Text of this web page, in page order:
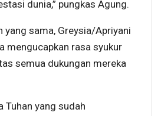
dunia,” pungkas Agung.
yang sama, Greysia/Apriyani
mengucapkan rasa syukur
semua dukungan mereka
Tuhan yang sudah